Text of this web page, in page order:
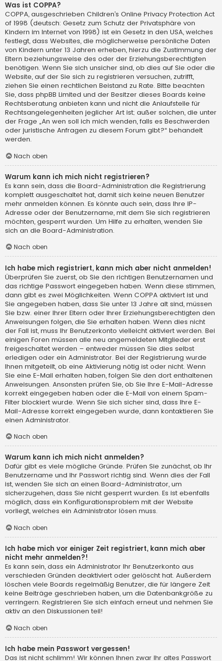
Was ist COPPA?
COPPA, ausgeschrieben Children’s Online Privacy Protection Act
of 1998 (deutsch: Gesetz zum Schutz der Privatsphäre von
Kindern im Internet von 1998) ist ein Gesetz in den USA, welches
festlegt, dass Websites, die möglicherweise persönliche Daten
von Kindern unter 13 Jahren erheben, hierzu die Zustimmung der
Eltern beziehungsweise des oder der Erziehungsberechtigten
benötigen. Wenn Sie sich unsicher sind, ob dies auf Sie oder die
Website, auf der Sie sich zu registrieren versuchen, zutrifft,
ziehen Sie einen rechtlichen Beistand zu Rate. Bitte beachten
Sie, dass phpBB Limited und der Besitzer dieses Boards keine
Rechtsberatung anbieten kann und nicht die Anlaufstelle für
Rechtsangelegenheiten jeglicher Art ist; außer solchen, die unter
der Frage „An wen soll ich mich wenden, falls es Beschwerden
oder juristische Anfragen zu diesem Forum gibt?“ behandelt
werden.
Nach oben
Warum kann ich mich nicht registrieren?
Es kann sein, dass die Board-Administration die Registrierung
komplett ausgeschaltet hat, damit sich keine neuen Benutzer
mehr anmelden können. Es könnte auch sein, dass Ihre IP-
Adresse oder der Benutzername, mit dem Sie sich registrieren
möchten, gesperrt wurden. Um Hilfe zu erhalten, wenden Sie
sich an die Board-Administration.
Nach oben
Ich habe mich registriert, kann mich aber nicht anmelden!
Überprüfen Sie zuerst, ob Sie den richtigen Benutzernamen und
das richtige Passwort eingegeben haben. Wenn diese stimmen,
dann gibt es zwei Möglichkeiten. Wenn COPPA aktiviert ist und
Sie angegeben haben, dass Sie unter 13 Jahre alt sind, müssen
Sie bzw. einer Ihrer Eltern oder Ihrer Erziehungsberechtigten den
Anweisungen folgen, die Sie erhalten haben. Wenn dies nicht
der Fall ist, muss Ihr Benutzerkonto vielleicht aktiviert werden. Bei
einigen Foren müssen alle neu angemeldeten Mitglieder erst
freigeschaltet werden – entweder müssen Sie dies selbst
erledigen oder ein Administrator. Bei der Registrierung wurde
Ihnen mitgeteilt, ob eine Aktivierung nötig ist oder nicht. Wenn
Sie eine E-Mail erhalten haben, folgen Sie den dort enthaltenen
Anweisungen. Ansonsten prüfen Sie, ob Sie Ihre E-Mail-Adresse
korrekt eingegeben haben oder die E-Mail von einem Spam-
Filter blockiert wurde. Wenn Sie sich sicher sind, dass Ihre E-
Mail-Adresse korrekt eingegeben wurde, dann kontaktieren Sie
einen Administrator.
Nach oben
Warum kann ich mich nicht anmelden?
Dafür gibt es viele mögliche Gründe. Prüfen Sie zunächst, ob Ihr
Benutzername und Ihr Passwort richtig sind. Wenn dies der Fall
ist, wenden Sie sich an einen Board-Administrator, um
sicherzugehen, dass Sie nicht gesperrt wurden. Es ist ebenfalls
möglich, dass ein Konfigurationsproblem mit der Website
vorliegt, welches ein Administrator lösen muss.
Nach oben
Ich habe mich vor einiger Zeit registriert, kann mich aber
nicht mehr anmelden?!
Es kann sein, dass ein Administrator Ihr Benutzerkonto aus
verschieden Gründen deaktiviert oder gelöscht hat. Außerdem
löschen viele Boards regelmäßig Benutzer, die für längere Zeit
keine Beiträge geschrieben haben, um die Datenbankgröße zu
verringern. Registrieren Sie sich einfach erneut und nehmen Sie
aktiv an den Diskussionen teil!
Nach oben
Ich habe mein Passwort vergessen!
Das ist nicht schlimm! Wir können Ihnen zwar Ihr altes Passwort